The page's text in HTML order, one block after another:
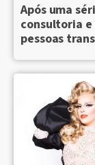
Após uma
consultoria
pessoas trans